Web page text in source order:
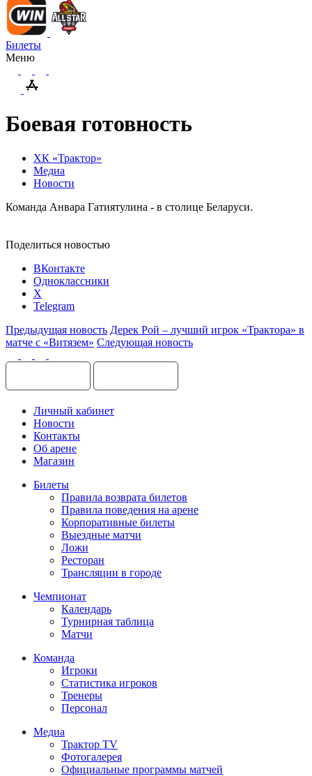
Билеты
Меню
Боевая готовность
ХК «Трактор»
Медиа
Новости
Команда Анвара Гатиятулина - в столице Беларуси.
Поделиться новостью
ВКонтакте
Одноклассники
X
Telegram
Предыдущая новость Дерек Рой – лучший игрок «Трактора» в
матче с «Витязем» Следующая новость
Личный кабинет
Новости
Контакты
Об арене
Магазин
Билеты
Правила возврата билетов
Правила поведения на арене
Корпоративные билеты
Выездные матчи
Ложи
Ресторан
Трансляции в городе
Чемпионат
Календарь
Турнирная таблица
Матчи
Команда
Игроки
Статистика игроков
Тренеры
Персонал
Медиа
Трактор TV
Фотогалерея
Официальные программы матчей